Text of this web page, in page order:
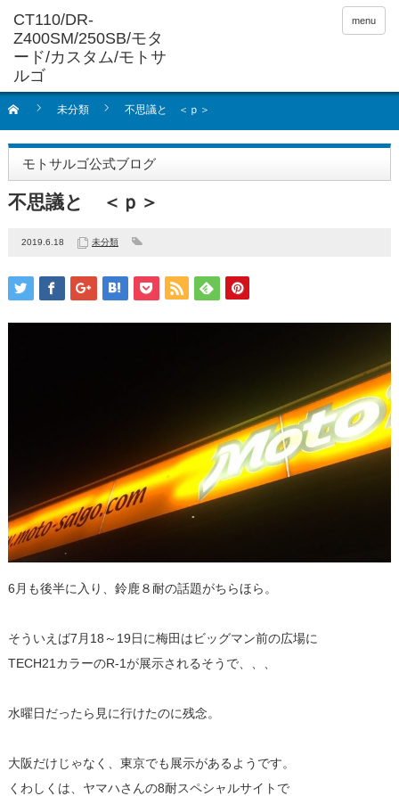
menu
未分類 不思議と ＜ｐ＞
モトサルゴ公式ブログ
不思議と ＜ｐ＞
2019.6.18 未分類
6月も後半に入り、鈴鹿８耐の話題がちらほら。
そういえば7月18～19日に梅田はビッグマン前の広場に
TECH21カラーのR-1が展示されるそうで、、、
水曜日だったら見に行けたのに残念。
大阪だけじゃなく、東京でも展示があるようです。
くわしくは、ヤマハさんの8耐スペシャルサイトで